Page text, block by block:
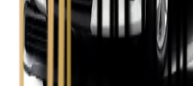
Zobacz
Toyota Camry
Zobacz